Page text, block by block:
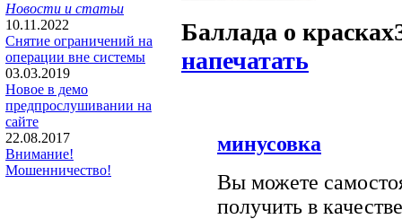
Новости и статьи
10.11.2022
Снятие ограничений на
операции вне системы
03.03.2019
Новое в демо
предпрослушивании на
сайте
22.08.2017
Внимание!
Мошенничество!
Баллада о красках
напечатать
минусовка
Вы можете
получить в